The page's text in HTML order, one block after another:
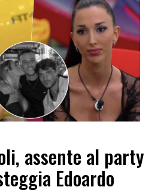
assente al party
Edoardo